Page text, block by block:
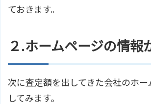
ておきます。
２.ホームページの情報
次に査定額を出してきた会社のホ
してみます。